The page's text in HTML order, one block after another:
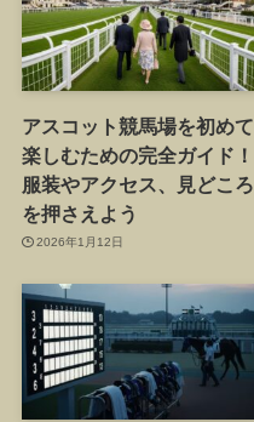
アスコット競馬場を初めて
楽しむための完全ガイド！
服装やアクセス、見どころ
を押さえよう
2026年1月12日